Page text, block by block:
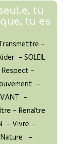
tu
tu es
–
– SOLEIL
–
–
–
– Renaître
– Vivre –
Nature –